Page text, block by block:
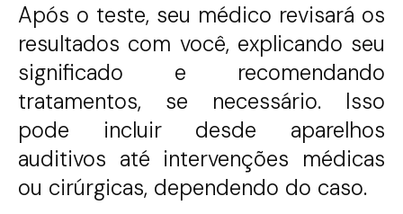
Após o teste, seu médico revisará os
resultados com você, explicando seu
significado e recomendando
tratamentos, se necessário. Isso
pode incluir desde aparelhos
auditivos até intervenções médicas
ou cirúrgicas, dependendo do caso.